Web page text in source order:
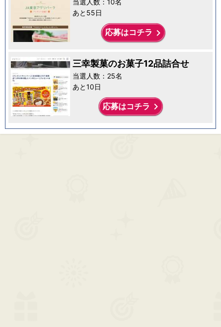
当選人数：10名
あと55日
応募はコチラ keyboard_arrow_right
三幸製菓のお菓子12品詰合せ
当選人数：25名
あと10日
応募はコチラ keyboard_arrow_right